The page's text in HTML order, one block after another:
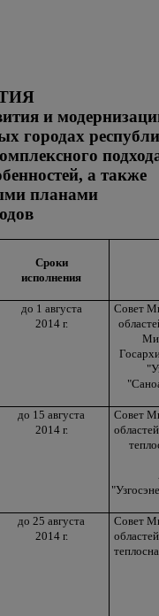
и
городах
а также
планами
Сроки
исполнения
до 1 августа
2014 г.
Совет
до 15 августа
2014 г.
Совет
до 25 августа
2014 г.
Совет